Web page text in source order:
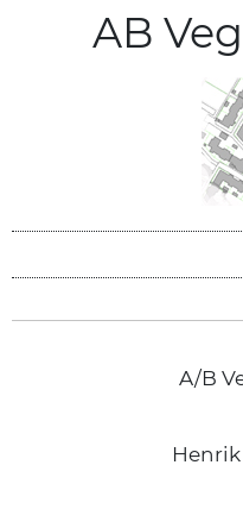
AB
A/B
Henrik